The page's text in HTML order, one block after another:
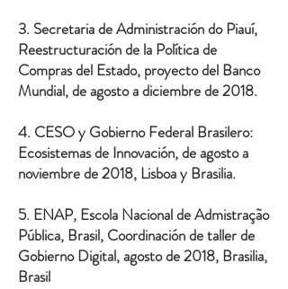
3. Secretaria de Administración do Piauí,
Reestructuración de la Política de
Compras del Estado, proyecto del Banco
Mundial, de agosto a diciembre de 2018.
4. CESO y Gobierno Federal Brasilero:
Ecosistemas de Innovación, de agosto a
noviembre de 2018, Lisboa y Brasilia.
5. ENAP, Escola Nacional de Admistração
Pública, Brasil, Coordinación de taller de
Gobierno Digital, agosto de 2018, Brasilia,
Brasil